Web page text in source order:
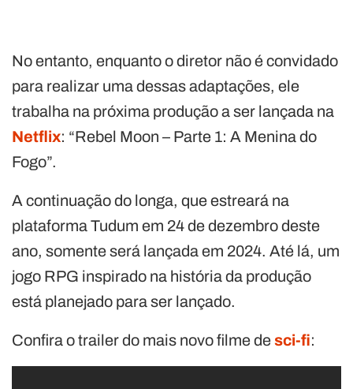
No entanto, enquanto o diretor não é convidado
para realizar uma dessas adaptações, ele
trabalha na próxima produção a ser lançada na
Netflix: “Rebel Moon – Parte 1: A Menina do
Fogo”.
A continuação do longa, que estreará na
plataforma Tudum em 24 de dezembro deste
ano, somente será lançada em 2024. Até lá, um
jogo RPG inspirado na história da produção
está planejado para ser lançado.
Confira o trailer do mais novo filme desci-fi: